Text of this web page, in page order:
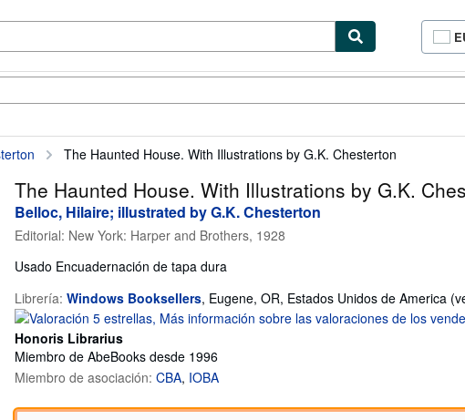
The Haunted House. With Illustrations by G.K. Chesterton
The Haunted House. With Illustrations by G.K.
Belloc, Hilaire; illustrated by G.K. Chesterton
Editorial: New York: Harper and Brothers, 1928
Usado Encuadernación de tapa dura
Librería: Windows Booksellers, Eugene, OR, Estados Unidos de America
Honoris Librarius
Miembro de AbeBooks desde 1996
Miembro de asociación: CBA IOBA